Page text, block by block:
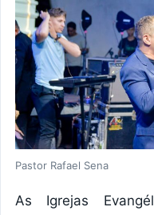
Pastor Rafael Sena
As Igrejas